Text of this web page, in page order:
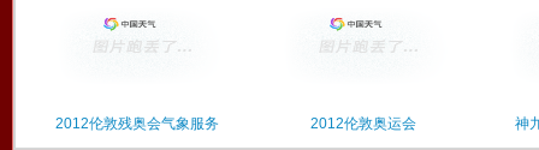
2012伦敦残奥会气象服务 2012伦敦奥运会 神